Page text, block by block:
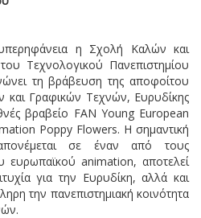
η Σχολή Καλών και
Τεχνολογικού Πανεπιστημίου
τη βράβευση της αποφοίτου
Γραφικών Τεχνών, Ευρυδίκης
βραβείο FAN Young European
Poppy Flowers. Η σημαντική
σε έναν από τους
ευρωπαϊκού animation, αποτελεί
για την Ευρυδίκη, αλλά και
την πανεπιστημιακή κοινότητα